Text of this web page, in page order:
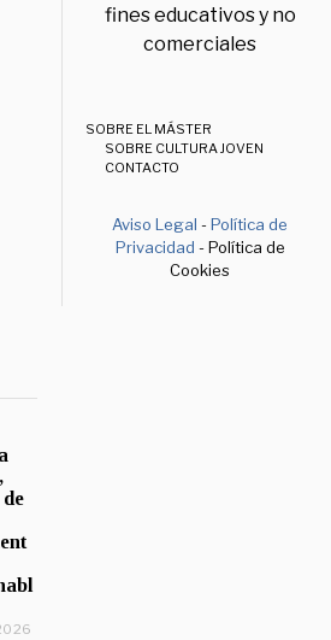
fines educativos y no
comerciales
SOBRE EL MÁSTER
SOBRE CULTURA JOVEN
CONTACTO
Aviso Legal -Política de
Privacidad - Política de
Cookies